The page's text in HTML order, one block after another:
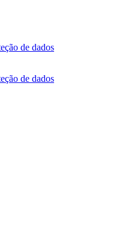
de dados
de dados